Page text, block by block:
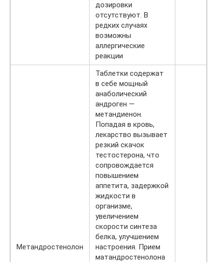
дозировки
отсутствуют. В
редких случаях
возможны
аллергические
реакции
Метандростенолон
Таблетки содержат
в себе мощный
анаболический
андроген —
метандиенон.
Попадая в кровь,
лекарство вызывает
резкий скачок
тестостерона, что
сопровождается
повышением
аппетита, задержкой
жидкости в
организме,
увеличением
скорости синтеза
белка, улучшением
настроения. Прием
матандростенолона